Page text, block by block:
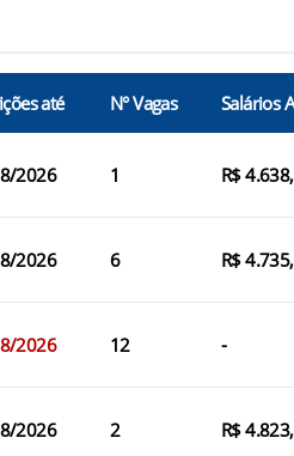
até N° Vagas Salários
2026 1 R$
2026 6 R$
2026 12 -
2026 2 R$